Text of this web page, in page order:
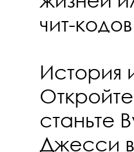
чит-
История
станьте
Джесси